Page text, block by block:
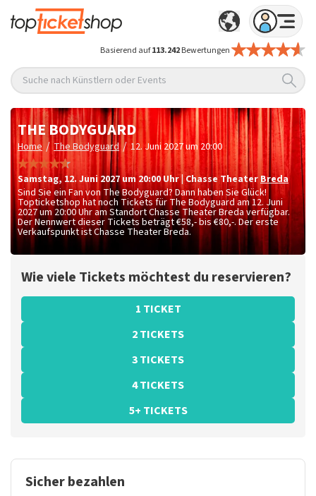
Basierend auf113.242Bewertungen
Suche nach Künstlern oder Events
THE BODYGUARD
Home / The Bodyguard / 12. Juni 2027 um 20:00
Samstag, 12. Juni 2027 um 20:00 Uhr |Chasse TheaterBreda
Sind Sie ein Fan von The Bodyguard? Dann haben Sie Glück!
Topticketshop hat noch Tickets für The Bodyguard am 12. Juni
2027 um 20:00 Uhr am Standort Chasse Theater Breda verfügbar.
Der Nennwert dieser Tickets beträgt€58,- bis €80,-. Der erste
Verkaufspunkt ist Chasse Theater Breda.
Wie viele Tickets möchtest du reservieren?
1 TICKET
2 TICKETS
3 TICKETS
4 TICKETS
5+ TICKETS
Sicher bezahlen